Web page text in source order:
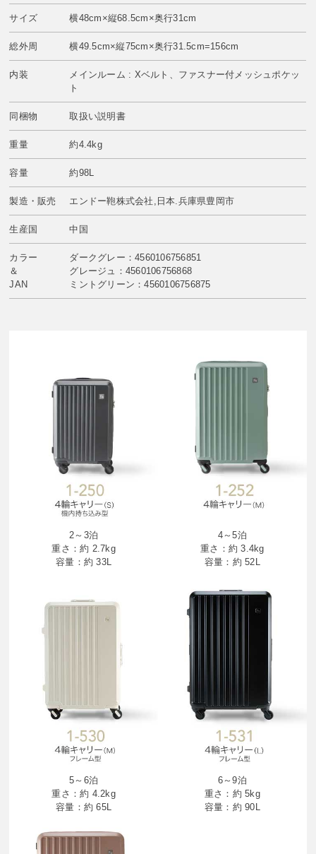
サイズ 横48cm×縦68.5cm×奥行31cm
総外周 横49.5cm×縦75cm×奥行31.5cm=156cm
内装
メインルーム : Xベルト、ファスナー付メッシュポケッ
ト
同梱物 取扱い説明書
重量 約4.4kg
容量 約98L
製造・販売 エンドー鞄株式会社,日本.兵庫県豊岡市
生産国 中国
カラー
＆
JAN
ダークグレー：4560106756851
グレージュ：4560106756868
ミントグリーン：4560106756875
2～3泊
重さ：約 2.7kg
容量：約 33L
4～5泊
重さ：約 3.4kg
容量：約 52L
5～6泊
重さ：約 4.2kg
容量：約 65L
6～9泊
重さ：約 5kg
容量：約 90L